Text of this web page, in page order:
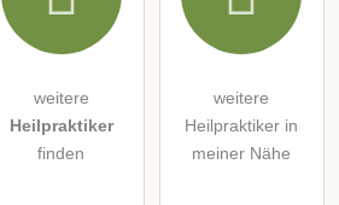
ich die .
Abbrechen
weitere
Heilpraktiker
finden
weitere
Heilpraktiker in
meiner Nähe